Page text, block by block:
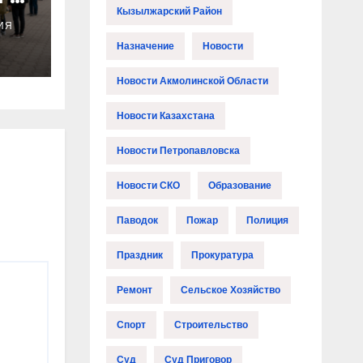
Кызылжарский Район
Назначение Новости
Новости Акмолинской Области
Новости Казахстана
Новости Петропавловска
Новости СКО Образование
Паводок Пожар Полиция
Праздник Прокуратура
Ремонт Сельское Хозяйство
Спорт Строительство
Суд Суд Приговор